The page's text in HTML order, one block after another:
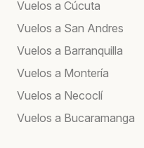
Vuelos a Cúcuta
Vuelos a San Andres
Vuelos a Barranquilla
Vuelos a Montería
Vuelos a Necoclí
Vuelos a Bucaramanga